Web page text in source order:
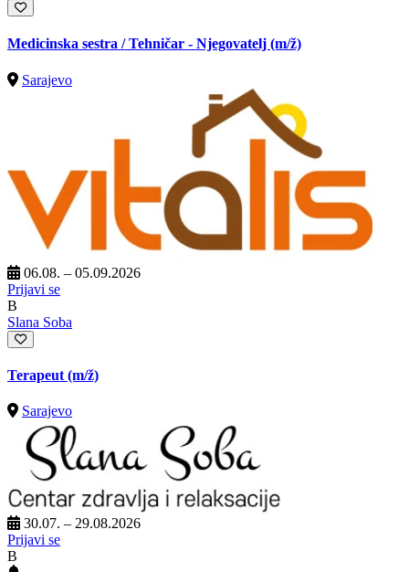
Medicinska sestra / Tehničar - Njegovatelj (m/ž)
Sarajevo
06.08. – 05.09.2026
Prijavi se
B
Slana Soba
Terapeut (m/ž)
Sarajevo
30.07. – 29.08.2026
Prijavi se
B